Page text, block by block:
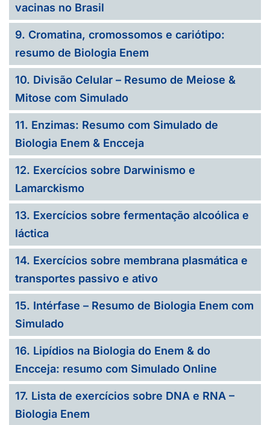
vacinas no Brasil
9. Cromatina, cromossomos e cariótipo:
resumo de Biologia Enem
10. Divisão Celular – Resumo de Meiose &
Mitose com Simulado
11. Enzimas: Resumo com Simulado de
Biologia Enem & Encceja
12. Exercícios sobre Darwinismo e
Lamarckismo
13. Exercícios sobre fermentação alcoólica e
láctica
14. Exercícios sobre membrana plasmática e
transportes passivo e ativo
15. Intérfase – Resumo de Biologia Enem com
Simulado
16. Lipídios na Biologia do Enem & do
Encceja: resumo com Simulado Online
17. Lista de exercícios sobre DNA e RNA –
Biologia Enem